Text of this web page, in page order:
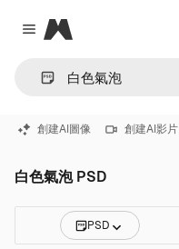
Close menu
Magnific
創建AI圖像 創建AI影片
白色氣泡 PSD
PSD